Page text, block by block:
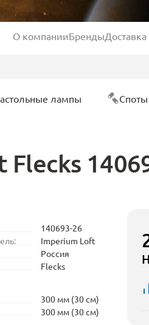
О компанииБренды
лампы Споты
140693-26
Imperium Loft
Россия
Flecks
300 мм (30 см)
300 мм (30 см)